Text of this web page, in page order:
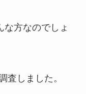
方なのでしょ
査しました。